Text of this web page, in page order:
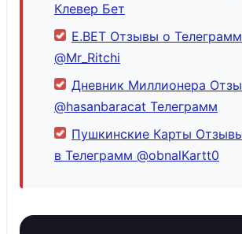
Клевер Бет
E.BET Отзывы о
@Mr_Ritchi
Дневник Миллионера
@hasanbaracat Телеграмм
Пушкинские Карты
в Телеграмм @obnalKartt0